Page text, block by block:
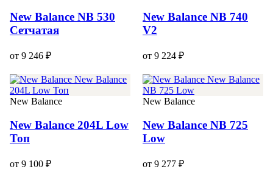
New Balance NB 530
Сетчатая
от 9 246 ₽
New Balance NB 740
V2
от 9 224 ₽
New Balance
New Balance 204L Low
Топ
от 9 100 ₽
New Balance
New Balance NB 725
Low
от 9 277 ₽